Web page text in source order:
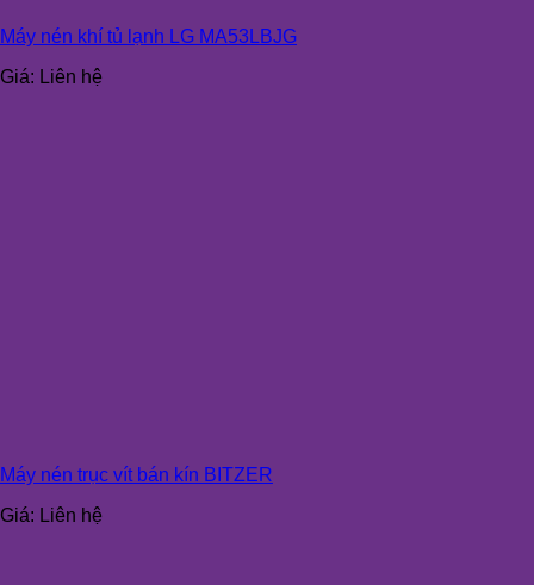
Máy nén khí tủ lạnh LG MA53LBJG
Giá: Liên hệ
Máy nén trục vít bán kín BITZER
Giá: Liên hệ